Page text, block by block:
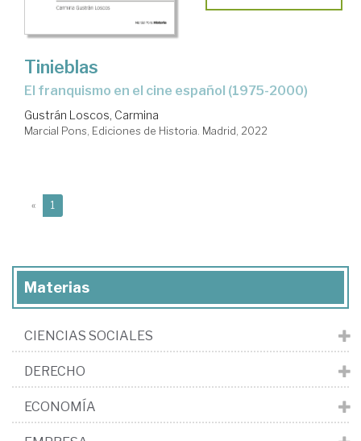
Tinieblas
El franquismo en el cine español (1975-2000)
Gustrán Loscos, Carmina
Marcial Pons, Ediciones de Historia. Madrid, 2022
« 1
Materias
CIENCIAS SOCIALES
DERECHO
ECONOMÍA